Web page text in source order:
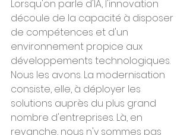
Lorsqu'on parle d'IA, l'innovation
découle de la capacité à disposer
de compétences et d'un
environnement propice aux
développements technologiques.
Nous les avons. La modernisation
consiste, elle, à déployer les
solutions auprès du plus grand
nombre d'entreprises. Là, en
revanche, nous n'y sommes pas